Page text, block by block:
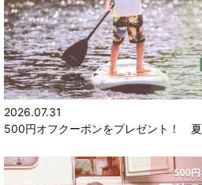
2026.07.31
500円オフクーポンをプレゼント！